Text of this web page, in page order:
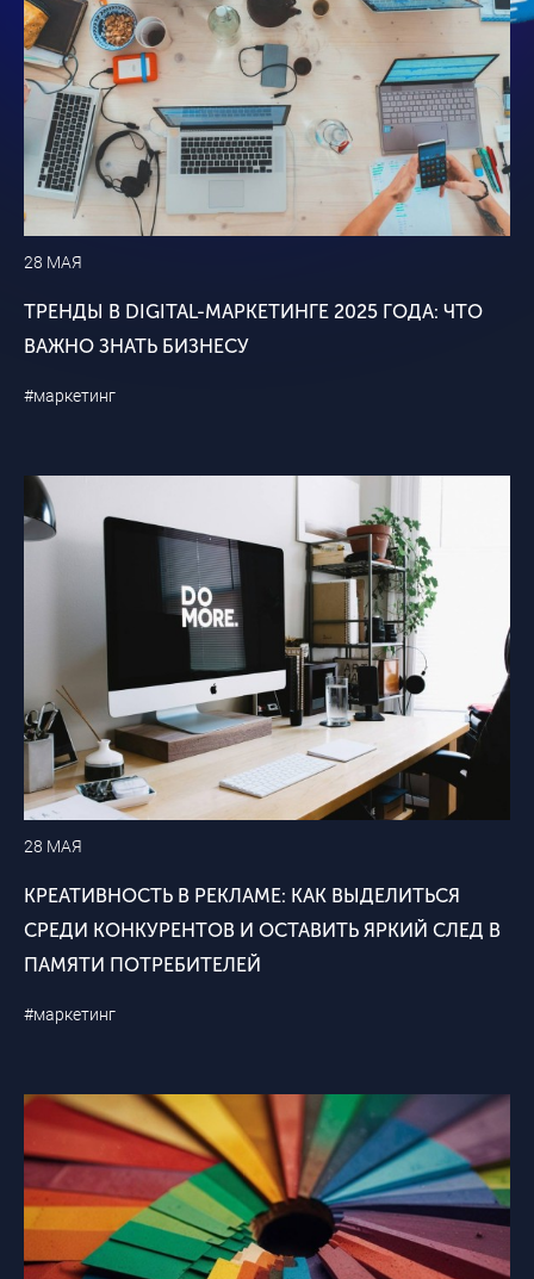
28 МАЯ
ТРЕНДЫ В DIGITAL-МАРКЕТИНГЕ 2025 ГОДА: ЧТО
ВАЖНО ЗНАТЬ БИЗНЕСУ
#маркетинг
28 МАЯ
КРЕАТИВНОСТЬ В РЕКЛАМЕ: КАК ВЫДЕЛИТЬСЯ
СРЕДИ КОНКУРЕНТОВ И ОСТАВИТЬ ЯРКИЙ СЛЕД В
ПАМЯТИ ПОТРЕБИТЕЛЕЙ
#маркетинг